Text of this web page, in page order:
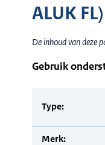
ALUK
De inhoud van deze
Gebruik
Type:
Merk: